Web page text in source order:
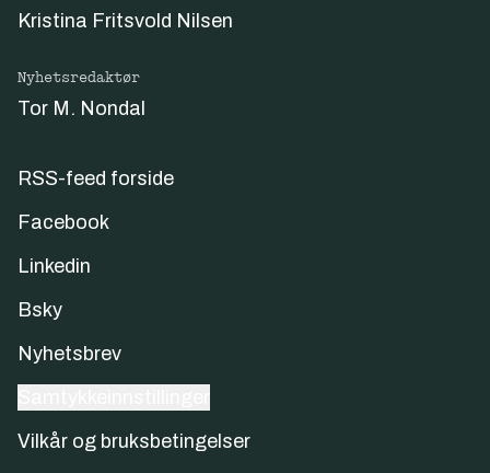
Kristina Fritsvold Nilsen
Nyhetsredaktør
Tor M. Nondal
RSS-feed forside
Facebook
Linkedin
Bsky
Nyhetsbrev
Vilkår og bruksbetingelser